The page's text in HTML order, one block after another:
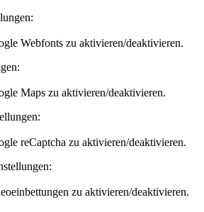
Webfonts zu aktivieren/deaktivieren.
Maps zu aktivieren/deaktivieren.
reCaptcha zu aktivieren/deaktivieren.
zu aktivieren/deaktivieren.